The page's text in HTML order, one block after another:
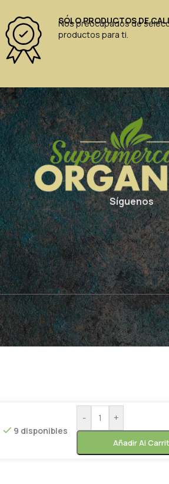
SÓLO PRODUCTOS DE
Nos preocupados de
productos para ti.
Síguenos
9 disponibles
- +
Añadir Al